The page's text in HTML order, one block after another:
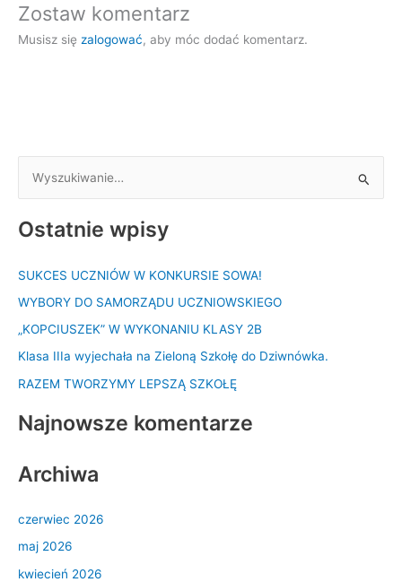
Zostaw komentarz
Musisz się zalogować, aby móc dodać komentarz.
u
a
j
d
l
Ostatnie wpisy
SUKCES UCZNIÓW W KONKURSIE SOWA!
WYBORY DO SAMORZĄDU UCZNIOWSKIEGO
„KOPCIUSZEK” W WYKONANIU KLASY 2B
Klasa IIIa wyjechała na Zieloną Szkołę do Dziwnówka.
RAZEM TWORZYMY LEPSZĄ SZKOŁĘ
Najnowsze komentarze
Archiwa
czerwiec 2026
maj 2026
kwiecień 2026